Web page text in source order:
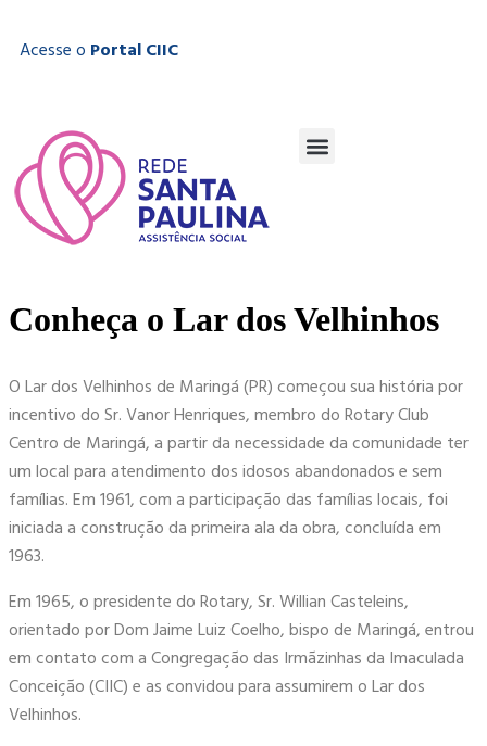
Acesse o Portal CIIC
Conheça o Lar dos Velhinhos
O Lar dos Velhinhos de Maringá (PR) começou sua história por
incentivo do Sr. Vanor Henriques, membro do Rotary Club
Centro de Maringá, a partir da necessidade da comunidade ter
um local para atendimento dos idosos abandonados e sem
famílias. Em 1961, com a participação das famílias locais, foi
iniciada a construção da primeira ala da obra, concluída em
1963.
Em 1965, o presidente do Rotary, Sr. Willian Casteleins,
orientado por Dom Jaime Luiz Coelho, bispo de Maringá, entrou
em contato com a Congregação das Irmãzinhas da Imaculada
Conceição (CIIC) e as convidou para assumirem o Lar dos
Velhinhos.